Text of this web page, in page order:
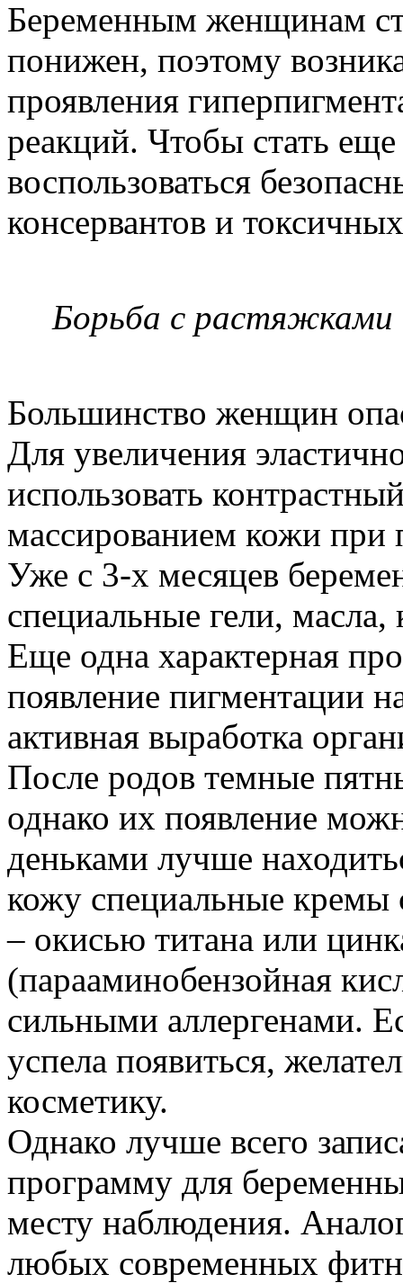
Беременным женщинам
понижен, поэтому
проявления
реакций. Чтобы стать
воспользоваться
консервантов и
Борьба с растяжками
Большинство женщин
Для увеличения
использовать
массированием кожи
Уже с 3-х месяцев
специальные гели,
Еще одна характерная
появление пигментации
активная выработка
После родов темные
однако их появление
деньками лучше
кожу специальные
– окисью титана или
(парааминобензойная
сильными аллергенами.
успела появиться,
косметику.
Однако лучше всего
программу для
месту наблюдения.
любых современных